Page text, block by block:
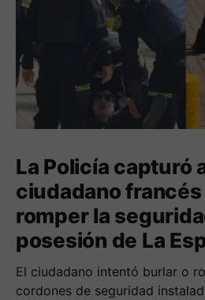
La Policía capturó
ciudadano
romper la
posesión de La
El ciudadano intentó burlar o
cordones de seguridad